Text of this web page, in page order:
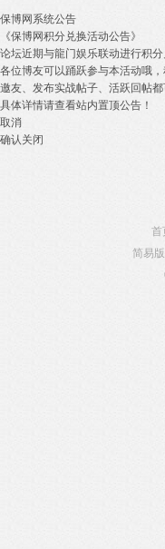
保博网系统公告
《保博网积分兑换活动公告》
论坛近期与龍门娱乐联动进行积分
各位博友可以踊跃参与本活动哦，
邀友、发布实战帖子、活跃回帖
具体详情请查看站内置顶公告！
取消
确认关闭
首
简易版